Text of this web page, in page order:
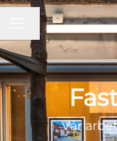
KARRIÄRMENY
Dela sidan
Vår